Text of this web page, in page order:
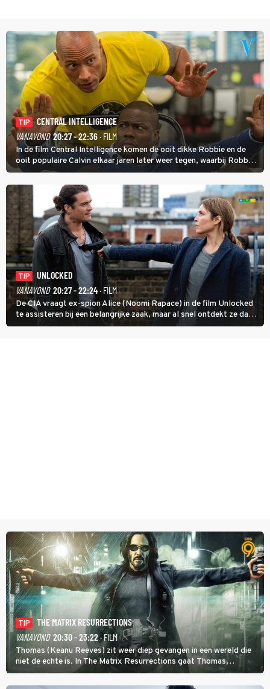
TIP
CENTRAL INTELLIGENCE
VANAVOND 20:27 - 22:36· FILM
In de film Central Intelligence komen de ooit dikke Robbie en de
ooit populaire Calvin elkaar jaren later weer tegen, waarbij Robbie,
inmiddels supergespierd en werkzaam voor de CIA, Calvins hulp
goed kan gebruiken.
TIP
UNLOCKED
VANAVOND 20:27 - 22:24· FILM
De CIA vraagt ex-spion Alice (Noomi Rapace) in de film Unlocked
te assisteren bij een belangrijke zaak, maar al snel ontdekt ze dat
degene die haar aanstelde kwade bedoelingen heeft.
TIP
THE MATRIX RESURRECTIONS
VANAVOND 20:30 - 23:22· FILM
Thomas (Keanu Reeves) zit weer diep gevangen in een wereld die
niet de echte is. In The Matrix Resurrections gaat Thomas
proberen uit deze schijnwereld te ontsnappen.